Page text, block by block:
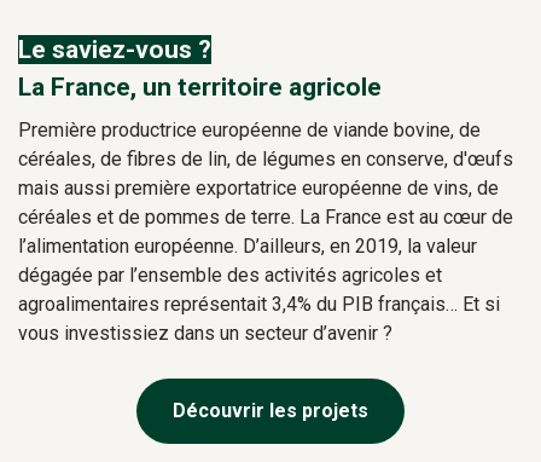
Le saviez-vous ?
La France, un territoire agricole
Première productrice européenne de viande bovine, de
céréales, de fibres de lin, de légumes en conserve, d'œufs
mais aussi première exportatrice européenne de vins, de
céréales et de pommes de terre. La France est au cœur de
l’alimentation européenne. D’ailleurs, en 2019, la valeur
dégagée par l’ensemble des activités agricoles et
agroalimentaires représentait 3,4% du PIB français… Et si
vous investissiez dans un secteur d’avenir ?
Découvrir les projets